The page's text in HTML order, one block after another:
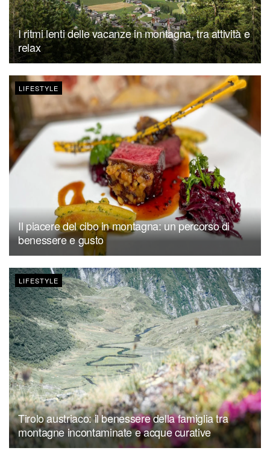
I ritmi lenti delle vacanze in montagna, tra attività e
relax
LIFESTYLE
Il piacere del cibo in montagna: un percorso di
benessere e gusto
LIFESTYLE
Tirolo austriaco: il benessere della famiglia tra
montagne incontaminate e acque curative